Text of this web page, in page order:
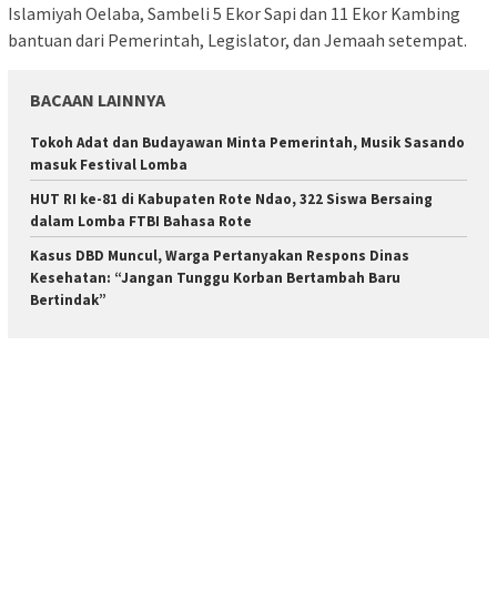
Islamiyah Oelaba, Sambeli 5 Ekor Sapi dan 11 Ekor Kambing
bantuan dari Pemerintah, Legislator, dan Jemaah setempat.
BACAAN LAINNYA
Tokoh Adat dan Budayawan Minta Pemerintah, Musik Sasando
masuk Festival Lomba
HUT RI ke-81 di Kabupaten Rote Ndao, 322 Siswa Bersaing
dalam Lomba FTBI Bahasa Rote
Kasus DBD Muncul, Warga Pertanyakan Respons Dinas
Kesehatan: “Jangan Tunggu Korban Bertambah Baru
Bertindak”